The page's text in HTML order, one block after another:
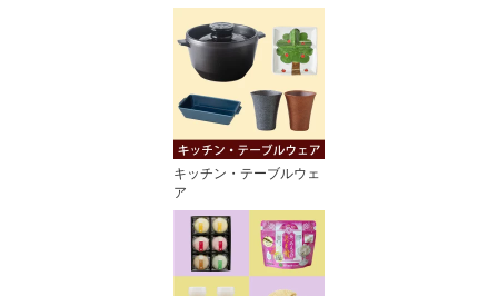
キッチン・テーブルウェ
ア